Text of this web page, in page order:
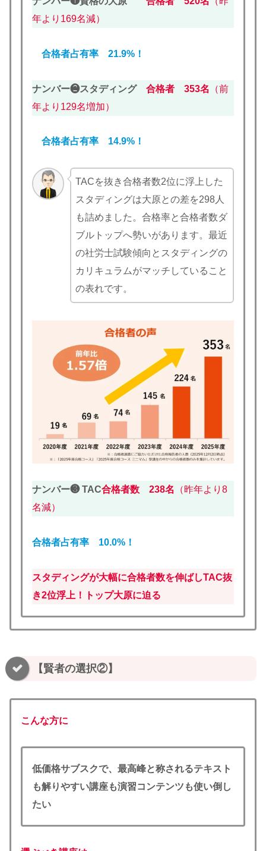
年より169名減）
合格者占有率 21.9%！
ナンバー❷スタディング 合格者 353名
（前
年より129名増加）
合格者占有率 14.9%！
TACを抜き合格者数2位に浮上した
スタディングは大原との差を298人
も詰めました。合格率と合格者数ダ
ブルトップへ勢いがあります。最近
の社労士試験傾向とスタディングの
カリキュラムがマッチしていること
の表れです。
ナンバー❸ TAC合格者数 238名
（昨年より8
名減）
合格者占有率 10.0%！
スタディングが大幅に合格者数を伸ばしTAC抜
き2位浮上！トップ大原に迫る
【賢者の選択②】
こんな方に
低価格サブスクで、最高峰と称されるテキスト
も解りやすい講座も演習コンテンツも使い倒し
たい